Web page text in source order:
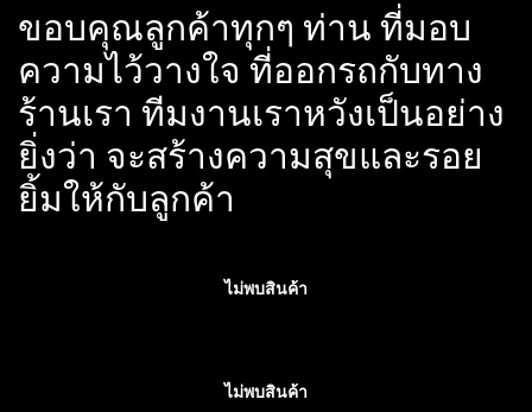
ขอบคุณลูกค้าทุกๆ ท่าน ที่มอบ
ความไว้วางใจ ที่ออกรถกับทาง
ร้านเรา ทีมงานเราหวังเป็นอย่าง
ยิ่งว่า จะสร้างความสุขและรอย
ยิ้มให้กับลูกค้า
ไม่พบสินค้า
ไม่พบสินค้า